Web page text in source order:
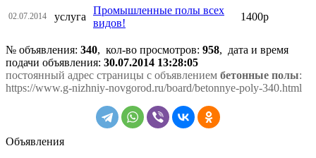
02.07.2014 услуга
Промышленные полы всех
видов!
1400р
№ объявления: 340, кол-во просмотров: 958, дата и время
подачи объявления: 30.07.2014 13:28:05
постоянный адрес страницы с объявлением бетонные полы:
https://www.g-nizhniy-novgorod.ru/board/betonnye-poly-340.html
Объявления